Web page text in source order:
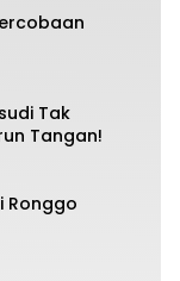
Tak
Tangan!
Ronggo